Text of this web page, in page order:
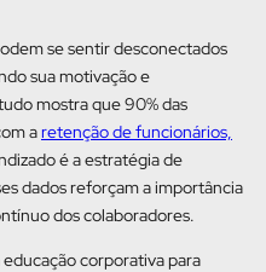
se sentir desconectados
sua motivação e
mostra que 90% das
aretenção de funcionários,
é a estratégia de
dados reforçam a importância
dos colaboradores.
corporativa para